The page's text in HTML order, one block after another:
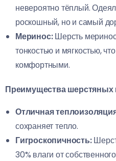
невероятно тёплый.
роскошный, но и самый
Меринос:Шерсть
тонкостью и мягкостью,
комфортными.
Преимущества шерстяных
Отличная
сохраняет тепло.
Гигроскопичность:
30% влаги от